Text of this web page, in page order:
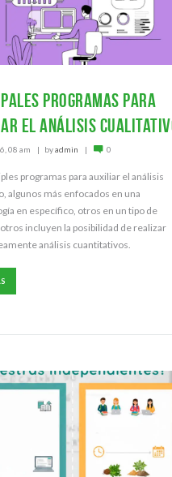
Programas para
el Análisis
08 am byadmin 0
programas para auxiliar el análisis
algunos más enfocados en una
en específico, otros en un tipo de
incluyen la posibilidad de realizar
análisis cuantitativos.